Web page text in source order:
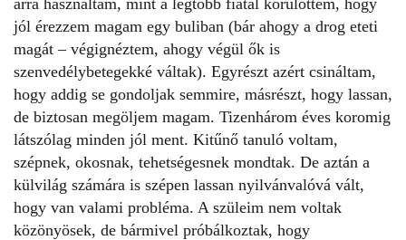
arra használtam, mint a legtöbb fiatal körülöttem, hogy
jól érezzem magam egy buliban (bár ahogy a drog eteti
magát – végignéztem, ahogy végül ők is
szenvedélybetegekké váltak). Egyrészt azért csináltam,
hogy addig se gondoljak semmire, másrészt, hogy lassan,
de biztosan megöljem magam. Tizenhárom éves koromig
látszólag minden jól ment. Kitűnő tanuló voltam,
szépnek, okosnak, tehetségesnek mondtak. De aztán a
külvilág számára is szépen lassan nyilvánvalóvá vált,
hogy van valami probléma. A szüleim nem voltak
közönyösek, de bármivel próbálkoztak, hogy